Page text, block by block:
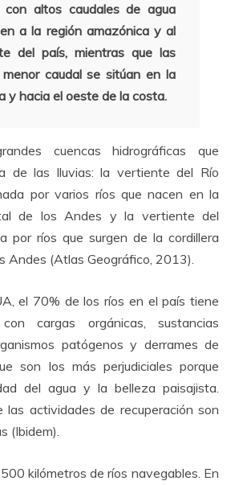
con altos caudales de agua
a la región amazónica y al
del país, mientras que las
caudal se sitúan en la
y hacia el oeste de la costa.
cuencas hidrográficas que
de las lluvias: la vertiente del Río
por varios ríos que nacen en la
de los Andes y la vertiente del
por ríos que surgen de la cordillera
Andes (Atlas Geográfico, 2013).
el 70% de los ríos en el país tiene
cargas orgánicas, sustancias
patógenos y derrames de
son los más perjudiciales porque
del agua y la belleza paisajista.
las actividades de recuperación son
(Ibidem).
kilómetros de ríos navegables. En